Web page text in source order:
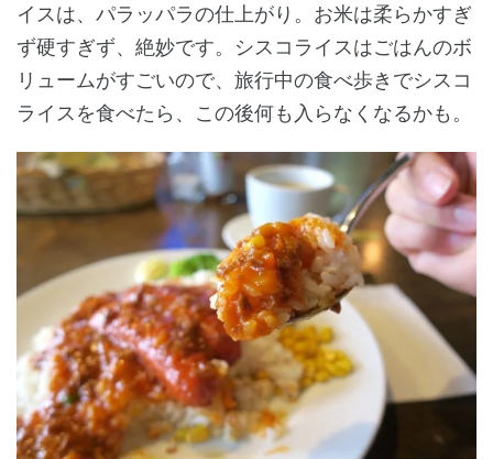
イスは、パラッパラの仕上がり。お米は柔らかすぎ
ず硬すぎず、絶妙です。シスコライスはごはんのボ
リュームがすごいので、旅行中の食べ歩きでシスコ
ライスを食べたら、この後何も入らなくなるかも。